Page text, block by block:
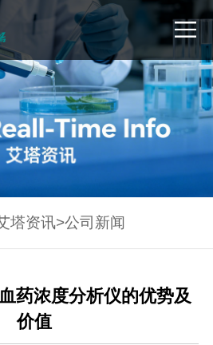
塔资讯>公司新闻
药浓度分析仪的优势及
价值